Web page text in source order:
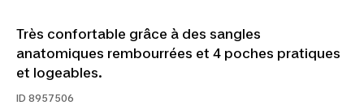
Très confortable grâce à des sangles
anatomiques rembourrées et 4 poches pratiques
et logeables.
ID 8957506